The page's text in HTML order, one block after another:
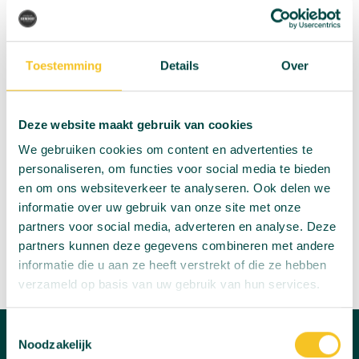
Toestemming Details Over
Deze website maakt gebruik van cookies
We gebruiken cookies om content en advertenties te
personaliseren, om functies voor social media te bieden
en om ons websiteverkeer te analyseren. Ook delen we
informatie over uw gebruik van onze site met onze
partners voor social media, adverteren en analyse. Deze
partners kunnen deze gegevens combineren met andere
informatie die u aan ze heeft verstrekt of die ze hebben
verzameld op basis van uw gebruik van hun services.
Noodzakelijk